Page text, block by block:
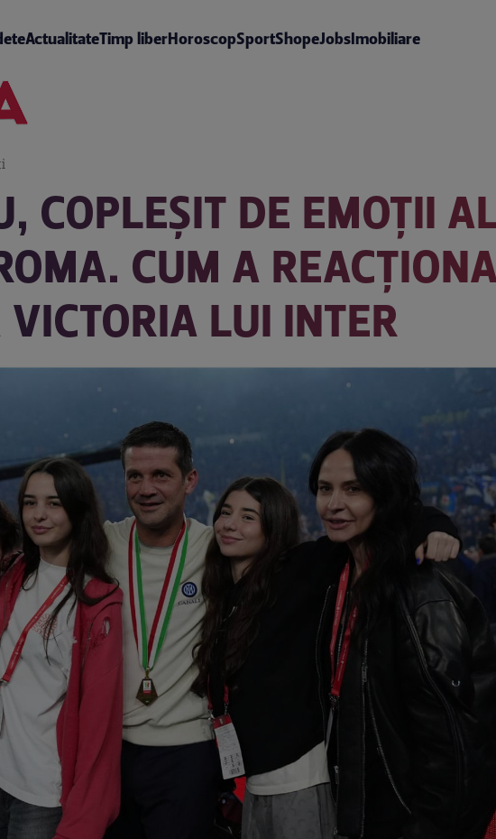
ActualitateTimp liberHoroscopSportShopeJobsImobiliare
COPLEȘIT DE EMOȚII
CUM A
LUI INTER